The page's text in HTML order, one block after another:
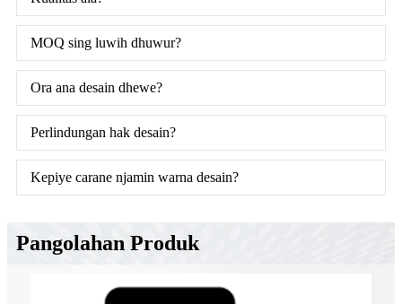
MOQ sing luwih dhuwur?
Ora ana desain dhewe?
Perlindungan hak desain?
Kepiye carane njamin warna desain?
Pangolahan Produk